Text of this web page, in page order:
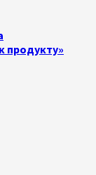
продукту»